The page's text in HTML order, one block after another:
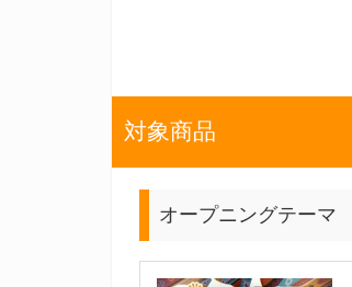
対象商品
オープニングテーマ